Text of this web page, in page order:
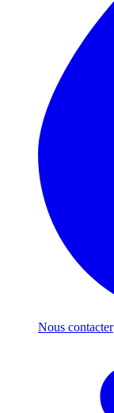
Nous contacter